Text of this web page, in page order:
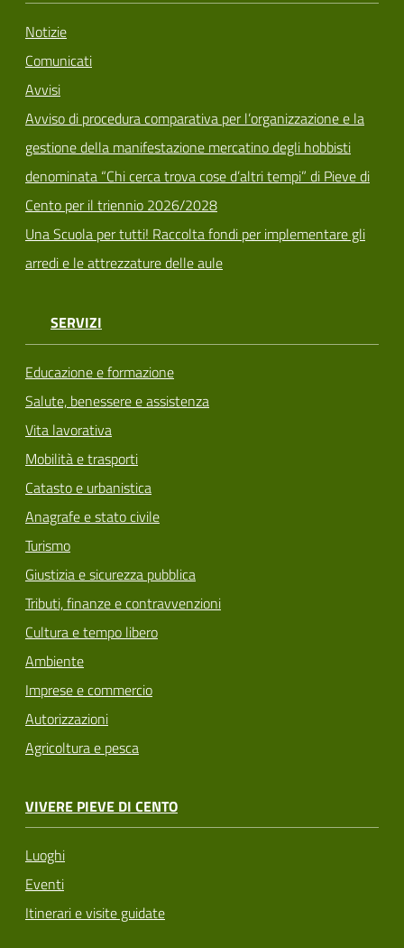
Notizie
Comunicati
Avvisi
Avviso di procedura comparativa per l’organizzazione e la
gestione della manifestazione mercatino degli hobbisti
denominata “Chi cerca trova cose d’altri tempi” di Pieve di
Cento per il triennio 2026/2028
Una Scuola per tutti! Raccolta fondi per implementare gli
arredi e le attrezzature delle aule
SERVIZI
Educazione e formazione
Salute, benessere e assistenza
Vita lavorativa
Mobilità e trasporti
Catasto e urbanistica
Anagrafe e stato civile
Turismo
Giustizia e sicurezza pubblica
Tributi, finanze e contravvenzioni
Cultura e tempo libero
Ambiente
Imprese e commercio
Autorizzazioni
Agricoltura e pesca
VIVERE PIEVE DI CENTO
Luoghi
Eventi
Itinerari e visite guidate